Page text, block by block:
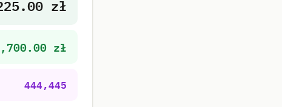
zł
zł
444,445